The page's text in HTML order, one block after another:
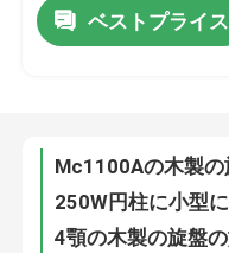
ビデオ
会社案内
品質管理
ベストプライス